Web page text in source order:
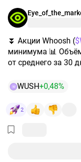
⏬ Акции Whoosh (
минимума 📊
от среднего за 30
W WUSH+0,48%
2